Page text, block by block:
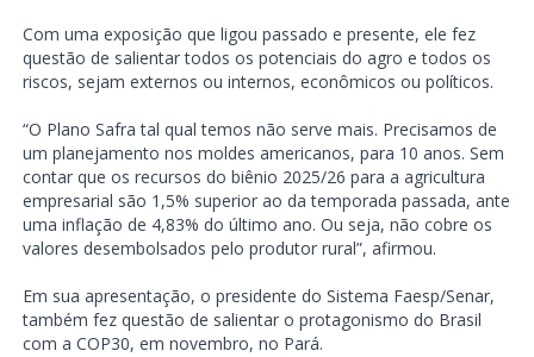
Com uma exposição que ligou passado e presente, ele fez
questão de salientar todos os potenciais do agro e todos os
riscos, sejam externos ou internos, econômicos ou políticos.
“O Plano Safra tal qual temos não serve mais. Precisamos de
um planejamento nos moldes americanos, para 10 anos. Sem
contar que os recursos do biênio 2025/26 para a agricultura
empresarial são 1,5% superior ao da temporada passada, ante
uma inflação de 4,83% do último ano. Ou seja, não cobre os
valores desembolsados pelo produtor rural”, afirmou.
Em sua apresentação, o presidente do Sistema Faesp/Senar,
também fez questão de salientar o protagonismo do Brasil
com a COP30, em novembro, no Pará.